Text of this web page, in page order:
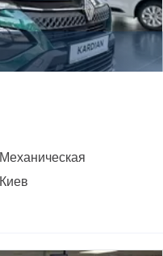
Механическая
Киев